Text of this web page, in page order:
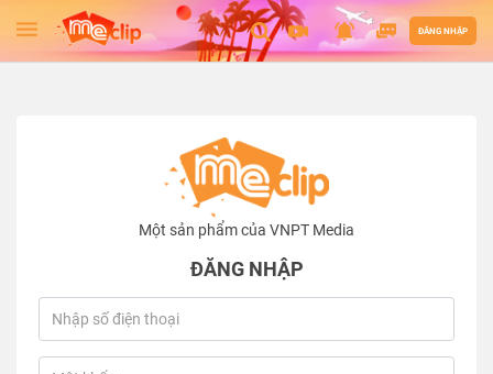
ĐĂNG NHẬP
Một sản phẩm của VNPT Media
ĐĂNG NHẬP